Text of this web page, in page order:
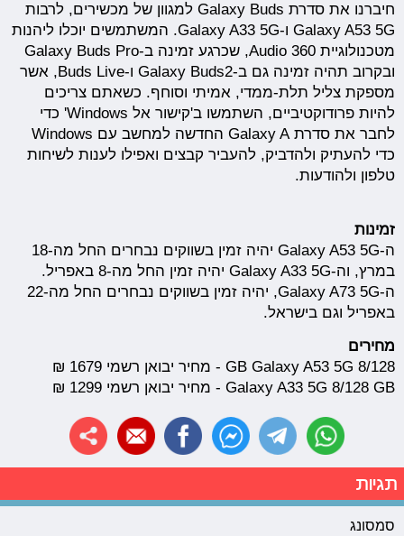
חיברנו את סדרת Galaxy Buds למגוון של מכשירים, לרבות
Galaxy A53 5G ו-Galaxy A33 5G. המשתמשים יוכלו ליהנות
מטכנולוגיית 360 Audio, שכרגע זמינה ב-Galaxy Buds Pro
ובקרוב תהיה זמינה גם ב-Galaxy Buds2 ו-Buds Live, אשר
מספקת צליל תלת-ממדי, אמיתי וסוחף. כשאתם צריכים
להיות פרודוקטיביים, השתמשו ב'קישור אל Windows' כדי
לחבר את סדרת Galaxy A החדשה למחשב עם Windows
כדי להעתיק ולהדביק, להעביר קבצים ואפילו לענות לשיחות
טלפון ולהודעות.
זמינות
ה-Galaxy A53 5G יהיה זמין בשווקים נבחרים החל מה-18
במרץ, וה-Galaxy A33 5G יהיה זמין החל מה-8 באפריל.
ה-Galaxy A73 5G, יהיה זמין בשווקים נבחרים החל מה-22
באפריל וגם בישראל.
מחירים
8/128 GB Galaxy A53 5G - מחיר יבואן רשמי 1679 ₪
Galaxy A33 5G 8/128 GB - מחיר יבואן רשמי 1299 ₪
תגיות
סמסונג